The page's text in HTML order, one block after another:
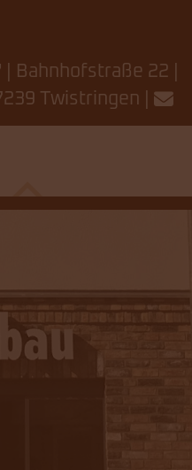
| Bahnhofstraße 22 |
Twistringen |